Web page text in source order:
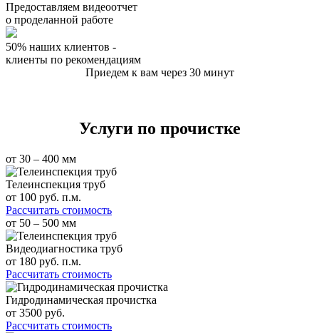
Предоставляем видеоотчет
о проделанной работе
50% наших клиентов -
клиенты по рекомендациям
Приедем к вам через 30 минут
Услуги по прочистке
от 30 – 400 мм
Телеинспекция труб
от 100 руб. п.м.
Рассчитать стоимость
от 50 – 500 мм
Видеодиагностика труб
от 180 руб. п.м.
Рассчитать стоимость
Гидродинамическая прочистка
от 3500 руб.
Рассчитать стоимость